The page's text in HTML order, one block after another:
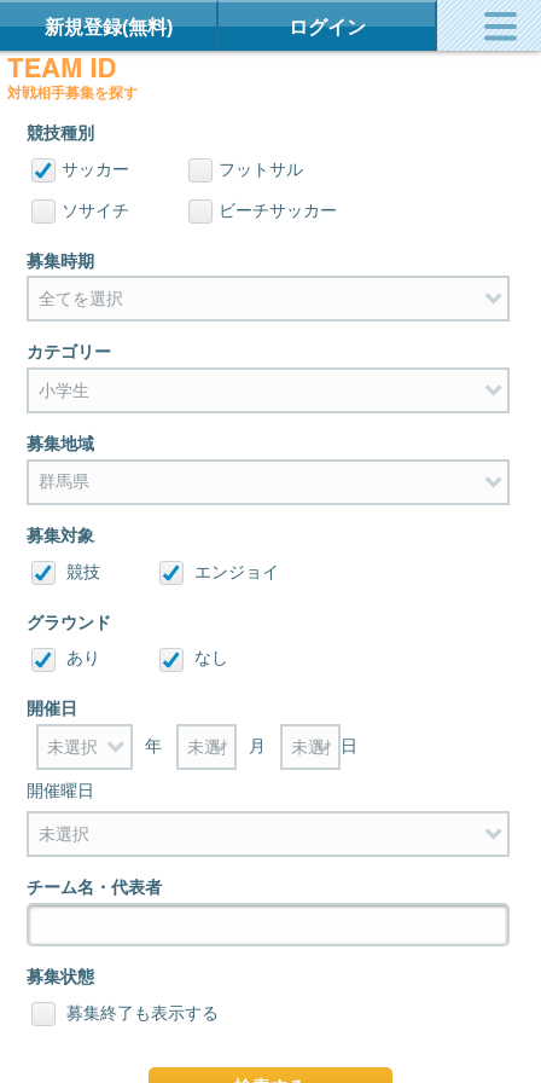
新規登録(無料) ログイン
対戦相手募集を探す
競技種別
サッカー
フットサル
ソサイチ ビーチサッカー
募集時期
カテゴリー
募集地域
募集対象
競技
エンジョイ
グラウンド
あり
なし
開催日
年
月 日
開催曜日
チーム名・代表者
募集状態
募集終了も表示する